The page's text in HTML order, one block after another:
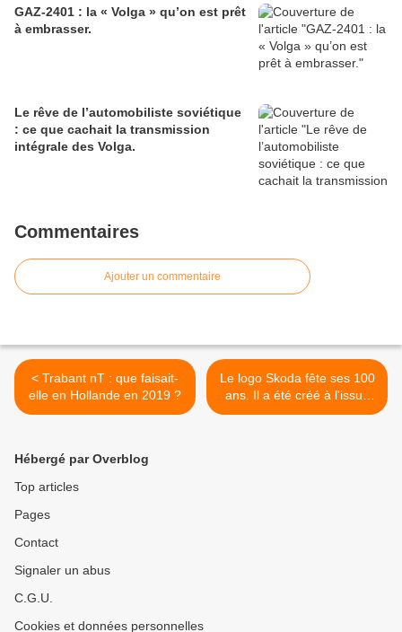
GAZ-2401 : la « Volga » qu’on est prêt
à embrasser.
Le rêve de l’automobiliste soviétique
: ce que cachait la transmission
intégrale des Volga.
Commentaires
Ajouter un commentaire
< Trabant nT : que faisait-
elle en Hollande en 2019 ?
Le logo Skoda fête ses 100
ans. Il a été créé à l'issue
d'un appel d’offre et son
Hébergé par Overblog
Top articles
Pages
Contact
Signaler un abus
C.G.U.
Cookies et données personnelles